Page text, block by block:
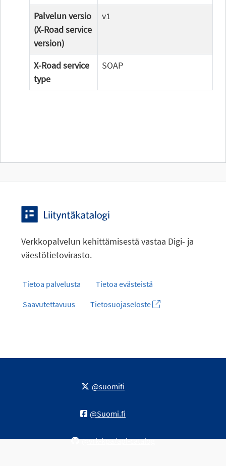
Palvelun versio
(X-Road service
version)
v1
X-Road service
type
SOAP
Verkkopalvelun kehittämisestä vastaa Digi- ja
väestötietovirasto.
Tietoa palvelusta
Tietoa evästeistä
Saavutettavuus
Tietosuojaseloste
@suomifi
@Suomi.fi
@vrk-kpa/api-catalog